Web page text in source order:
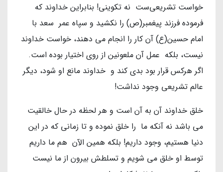
خواست تشریعی‌ست نه تکوینی! بنابراین خداوند که
فرموده فرزند پیغمبر(ص) را نکشید و سپاه عمر سعد با
امام حسین(ع) آن کار را انجام می دهند، خواست خداوند
نیست، بلکه عمل آن ملعونین از روی اختیار بوده است.
اگر هرکس قرار بود بدی کند و خداوند مانع او شود، دیگر
عالم تشریعی وجود نداشت!
خلق خداوند آن به آن است و هر لحظه در حال خالقیت
می باشد نه آنکه ما را خلق نموده و تا زمانی که در این
دنیا هستیم، وجود داریم! بلکه همین الآن هم ما داریم
توسط او خلق می شویم و تسلطش بیرون از ما نیست